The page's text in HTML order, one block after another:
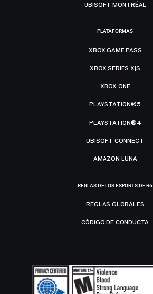
UBISOFT MONTRÉAL
PLATAFORMAS
XBOX GAME PASS
XBOX SERIES X|S
XBOX ONE
PLAYSTATION®5
PLAYSTATION®4
UBISOFT CONNECT
AMAZON LUNA
REGLAS DE LOS ESPORTS DE R6
REGLAS GLOBALES
CÓDIGO DE CONDUCTA